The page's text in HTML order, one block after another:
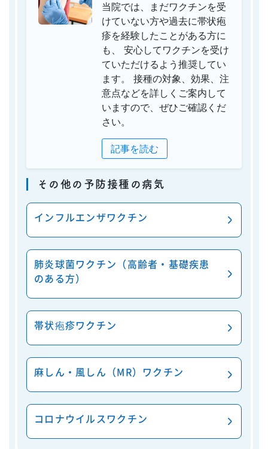
当院では、まだワクチンを受
けていない方や過去に帯状疱
疹を経験したことがある方に
も、 安心してワクチンを受け
ていただけるよう推奨してい
ます。 接種の対象、効果、注
意点などを詳しくご案内して
いますので、ぜひご確認くだ
さい。
記事を読む
その他の予防接種の病気
インフルエンザワクチン
肺炎球菌ワクチン（高齢者・基礎疾患
のある方）
帯状疱疹ワクチン
麻しん・風しん（MR）ワクチン
コロナウイルスワクチン